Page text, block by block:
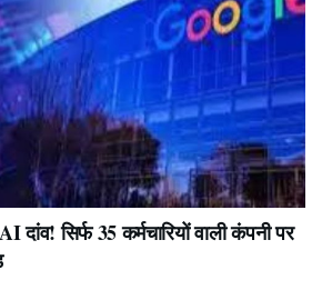
सिर्फ 35 कर्मचारियों वाली कंपनी पर